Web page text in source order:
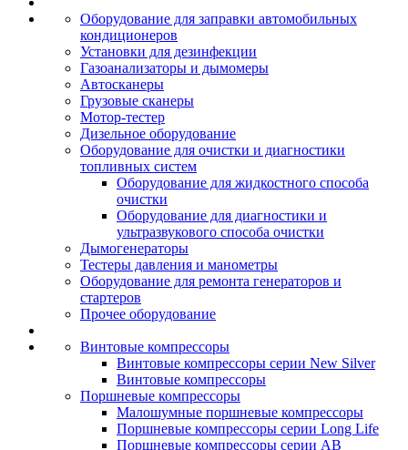
Оборудование для заправки автомобильных
кондиционеров
Установки для дезинфекции
Газоанализаторы и дымомеры
Автосканеры
Грузовые сканеры
Мотор-тестер
Дизельное оборудование
Оборудование для очистки и диагностики
топливных систем
Оборудование для жидкостного способа
очистки
Оборудование для диагностики и
ультразвукового способа очистки
Дымогенераторы
Тестеры давления и манометры
Оборудование для ремонта генераторов и
стартеров
Прочее оборудование
Винтовые компрессоры
Винтовые компрессоры серии New Silver
Винтовые компрессоры
Поршневые компрессоры
Малошумные поршневые компрессоры
Поршневые компрессоры серии Long Life
Поршневые компрессоры серии AB